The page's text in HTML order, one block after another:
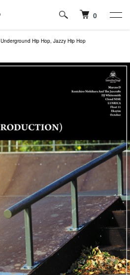
0
Underground Hip Hop, Jazzy Hip Hop